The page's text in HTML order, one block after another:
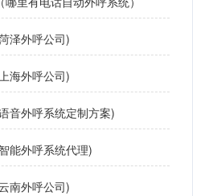
泽外呼公司)
海外呼公司)
音外呼系统定制方案)
能外呼系统代理)
南外呼公司)